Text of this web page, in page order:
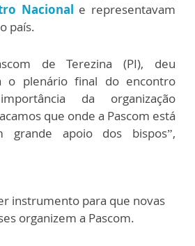
Nacional e representavam
país.
de Terezina (PI), deu
o plenário final do encontro
da organização
que onde a Pascom está
grande apoio dos bispos”,
instrumento para que novas
organizem a Pascom.